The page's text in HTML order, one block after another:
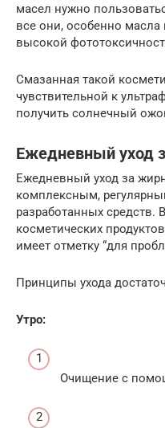
масел нужно
все они, особенно
высокой
Смазанная такой
чувствительной к
получить солнечный
Ежедневный уход
Ежедневный уход за
комплексным,
разработанных средств.
косметических
имеет отметку “для
Принципы ухода
Утро:
Очищение с